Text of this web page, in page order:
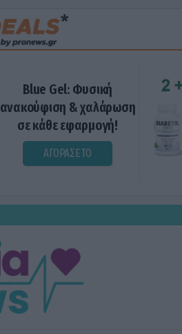
Blue Gel: Φυσική
ανακούφιση & χαλάρωση
σε κάθε εφαρμογή!
ΑΓΟΡΑΣΕ ΤΟ